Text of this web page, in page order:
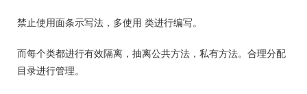
禁止使用面条示写法，多使用 类进行编写。
而每个类都进行有效隔离，抽离公共方法，私有方法。合理分配
目录进行管理。